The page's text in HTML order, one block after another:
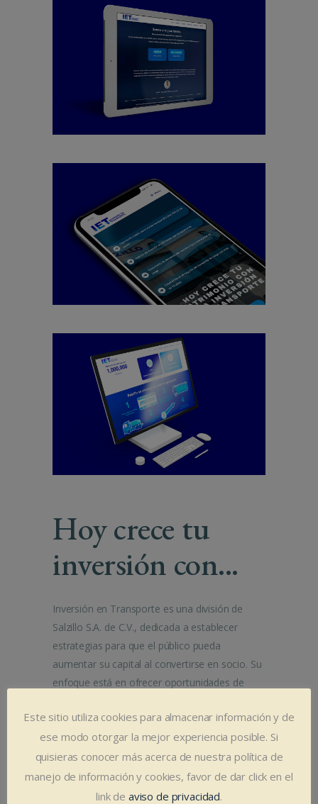
Hoy crece tu
inversión con...
Inversión en Transporte es una división de
Salzillo S.A. de C.V., dedicada a establecer
estrategias para que el público pueda
aumentar su capital al convertirse en socio. Su
enfoque está en ofrecer oportunidades de
brindando una plataforma confiable para que
los inversionistas puedan crecer junto a la
empresa.
Para Inversión en Transporte, desarrollamos
una página web con características clave para
Este sitio utiliza cookies para almacenar información y de
ese modo otorgar la mejor experiencia posible. Si
quisieras conocer más acerca de nuestra política de
manejo de información y cookies, favor de dar click en el
link de aviso de privacidad.